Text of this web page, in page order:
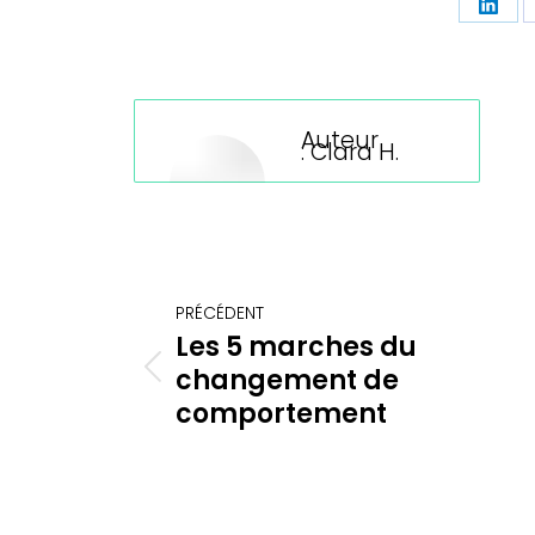
Auteur
:Clara H.
article
PRÉCÉDENT
Article
précédent
Les 5 marches du
changement de
comportement